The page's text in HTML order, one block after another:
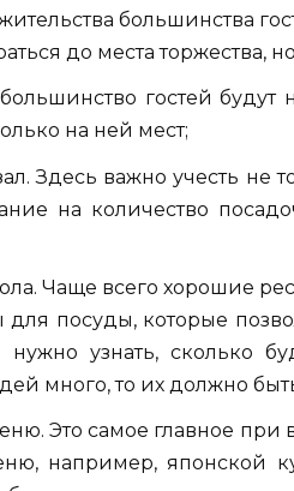
большинства
до места торжества,
гостей будут
на ней мест;
Здесь важно учесть не
на количество
Чаще всего хорошие
посуды, которые
узнать, сколько
много, то их должно
Это самое главное
например, японской